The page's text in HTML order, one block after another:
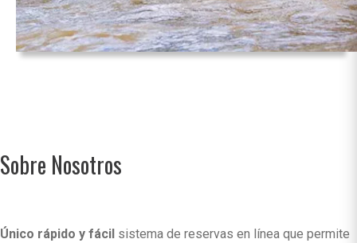
Sobre Nosotros
Único rápido y fácil sistema de reservas en línea que permite